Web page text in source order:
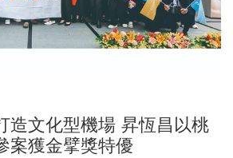
造文化型機場 昇恆昌以桃
案獲金擘獎特優